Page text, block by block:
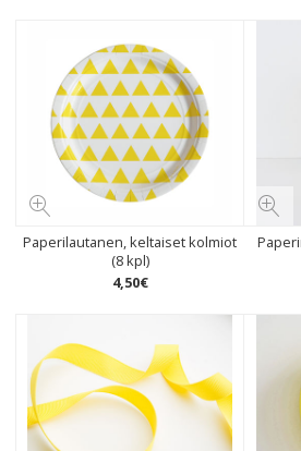
Paperilautanen, keltaiset kolmiot
(8 kpl)
4,50€